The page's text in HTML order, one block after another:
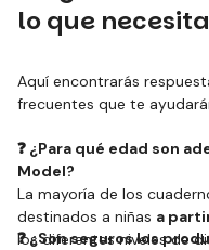
lo que
Aquí encontrarás
frecuentes que te
❓ ¿Para qué edad son
Model?
La mayoría de los
destinados a niñas a
los diferentes niveles de
❓ ¿Son seguros los